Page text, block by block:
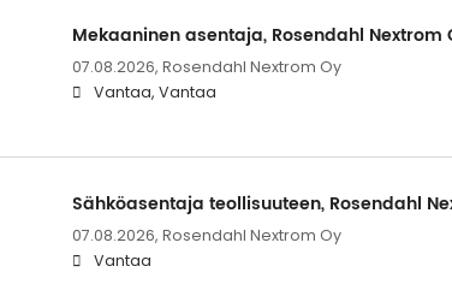
Mekaaninen asentaja, Rosendahl Nextrom
07.08.2026, Rosendahl Nextrom Oy
Vantaa, Vantaa
Sähköasentaja teollisuuteen, Rosendahl
07.08.2026, Rosendahl Nextrom Oy
Vantaa